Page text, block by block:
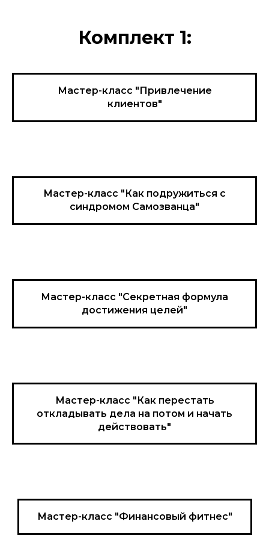
Комплект 1:
Мастер-класс "Привлечение
клиентов"
Мастер-класс "Как подружиться с
синдромом Самозванца"
Мастер-класс "Секретная формула
достижения целей"
Мастер-класс "Как перестать
откладывать дела на потом и начать
действовать"
Мастер-класс "Финансовый фитнес"